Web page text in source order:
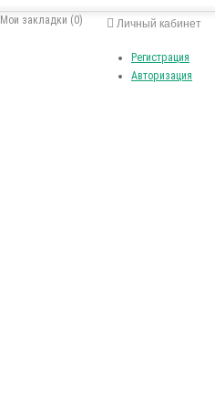
Личный кабинет
Регистрация
Авторизация
Мои закладки (0)